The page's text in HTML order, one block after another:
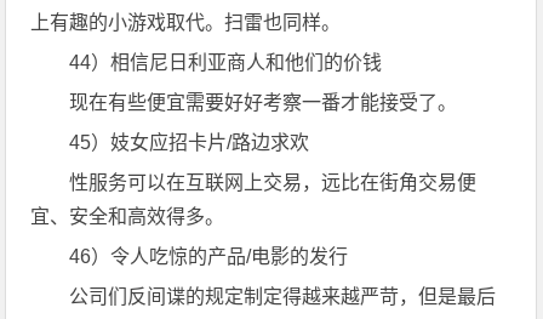
上有趣的小游戏取代。扫雷也同样。
44）相信尼日利亚商人和他们的价钱
现在有些便宜需要好好考察一番才能接受了。
45）妓女应招卡片/路边求欢
性服务可以在互联网上交易，远比在街角交易便
宜、安全和高效得多。
46）令人吃惊的产品/电影的发行
公司们反间谍的规定制定得越来越严苛，但是最后